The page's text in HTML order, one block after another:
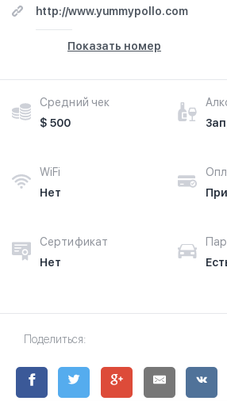
http://www.yummypollo.com
Показать номер
Средний чек
$ 500
WiFi
Нет
Сертификат
Нет
Поделиться: